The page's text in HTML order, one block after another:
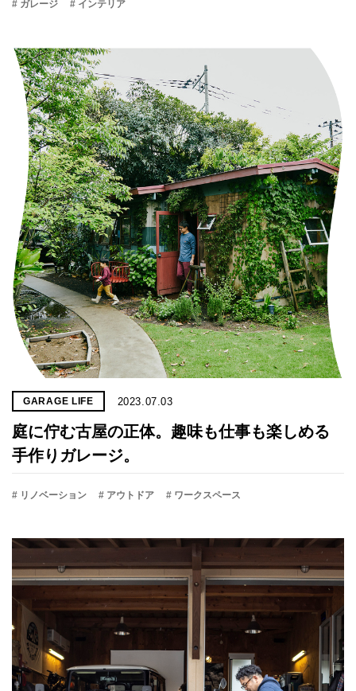
# ガレージ # インテリア
GARAGE LIFE 2023.07.03
庭に佇む古屋の正体。趣味も仕事も楽しめる
手作りガレージ。
# リノベーション # アウトドア # ワークスペース